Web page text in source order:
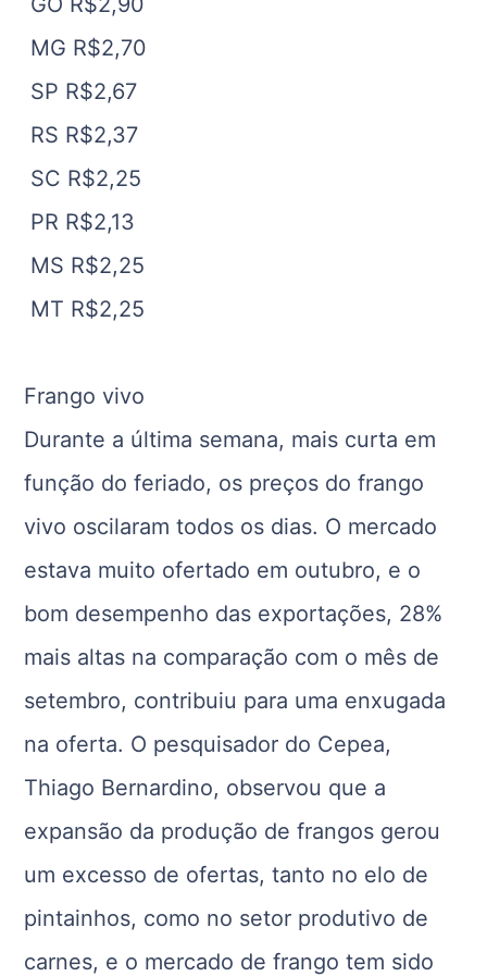
MG R$2,70
SP R$2,67
RS R$2,37
SC R$2,25
PR R$2,13
MS R$2,25
MT R$2,25
Frango vivo
Durante a última semana, mais curta em
função do feriado, os preços do frango
vivo oscilaram todos os dias. O mercado
estava muito ofertado em outubro, e o
bom desempenho das exportações, 28%
mais altas na comparação com o mês de
setembro, contribuiu para uma enxugada
na oferta. O pesquisador do Cepea,
Thiago Bernardino, observou que a
expansão da produção de frangos gerou
um excesso de ofertas, tanto no elo de
pintainhos, como no setor produtivo de
carnes, e o mercado de frango tem sido